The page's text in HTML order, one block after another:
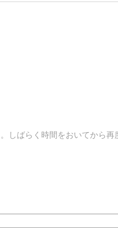
しばらく時間をおいてから再